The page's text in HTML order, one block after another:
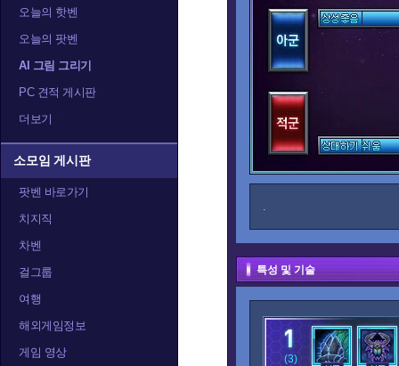
오늘의 핫벤
오늘의 팟벤
AI 그림 그리기
PC 견적 게시판
더보기
소모임 게시판
팟벤 바로가기
치지직
차벤
걸그룹
여행
해외게임정보
게임 영상
.
특성 및 기술
(3)